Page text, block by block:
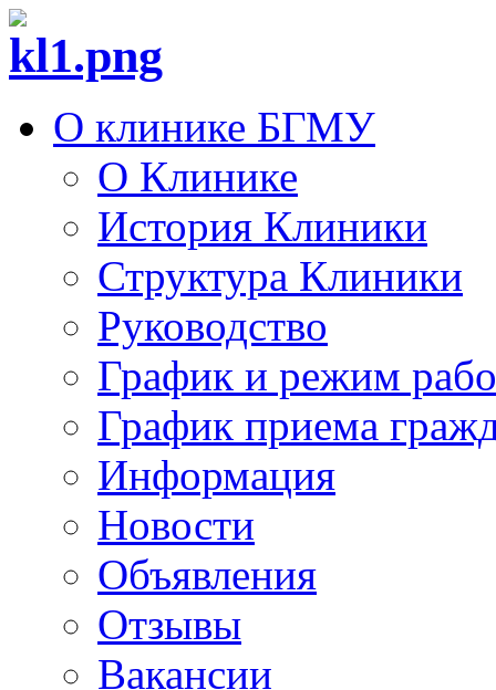
О клинике БГМУ
О Клинике
История Клиники
Структура Клиники
Руководство
График и режим
График приема
Информация
Новости
Объявления
Отзывы
Вакансии